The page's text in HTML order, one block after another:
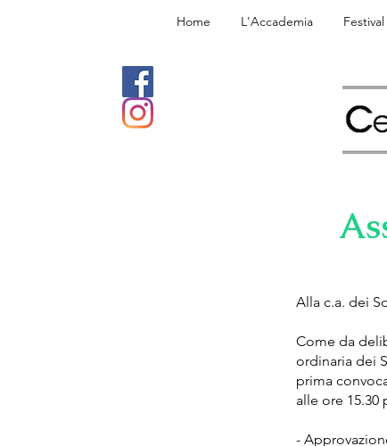
Home L'Accademia Festival
Alla c.a. dei
Come da
ordinaria dei
prima
alle ore
-